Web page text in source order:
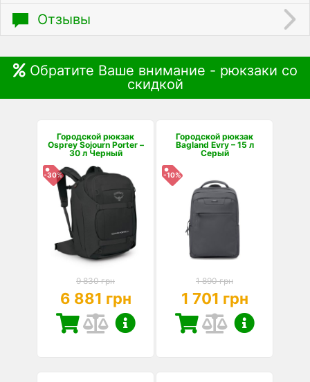
Отзывы
Обратите Ваше внимание - рюкзаки со
скидкой
Городской рюкзак
Osprey Sojourn Porter –
30 л Черный
-30%
9 830 грн
6 881 грн
Городской рюкзак
Bagland Evry – 15 л
Серый
-10%
1 890 грн
1 701 грн